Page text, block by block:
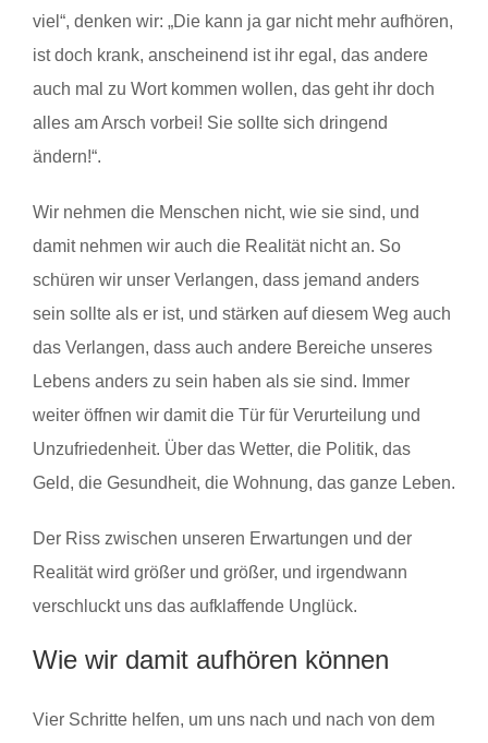
viel“, denken wir: „Die kann ja gar nicht mehr aufhören,
ist doch krank, anscheinend ist ihr egal, das andere
auch mal zu Wort kommen wollen, das geht ihr doch
alles am Arsch vorbei! Sie sollte sich dringend
ändern!“.
Wir nehmen die Menschen nicht, wie sie sind, und
damit nehmen wir auch die Realität nicht an. So
schüren wir unser Verlangen, dass jemand anders
sein sollte als er ist, und stärken auf diesem Weg auch
das Verlangen, dass auch andere Bereiche unseres
Lebens anders zu sein haben als sie sind. Immer
weiter öffnen wir damit die Tür für Verurteilung und
Unzufriedenheit. Über das Wetter, die Politik, das
Geld, die Gesundheit, die Wohnung, das ganze Leben.
Der Riss zwischen unseren Erwartungen und der
Realität wird größer und größer, und irgendwann
verschluckt uns das aufklaffende Unglück.
Wie wir damit aufhören können
Vier Schritte helfen, um uns nach und nach von dem